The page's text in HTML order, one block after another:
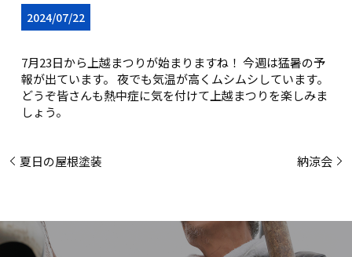
2024/07/22
7月23日から上越まつりが始まりますね！ 今週は猛暑の予
報が出ています。 夜でも気温が高くムシムシしています。
どうぞ皆さんも熱中症に気を付けて上越まつりを楽しみま
しょう。
夏日の屋根塗装 納涼会